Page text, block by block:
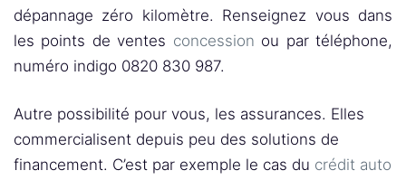
dépannage zéro kilomètre. Renseignez vous dans
les points de ventes concession ou par téléphone,
numéro indigo 0820 830 987.
Autre possibilité pour vous, les assurances. Elles
commercialisent depuis peu des solutions de
financement. C’est par exemple le cas du crédit auto